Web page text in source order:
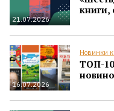
21.07.2026
книги,
16.07.2026
Новинки
ТОП-